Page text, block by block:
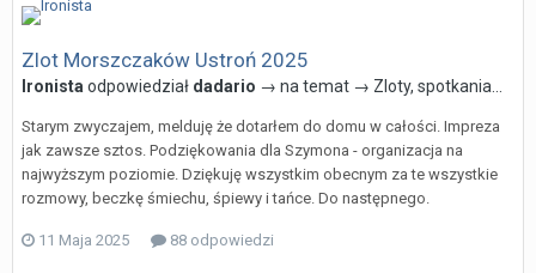
Zlot Morszczaków Ustroń 2025
Ironista odpowiedział dadario → na temat → Zloty, spotkania...
Starym zwyczajem, melduję że dotarłem do domu w całości. Impreza
jak zawsze sztos. Podziękowania dla Szymona - organizacja na
najwyższym poziomie. Dziękuję wszystkim obecnym za te wszystkie
rozmowy, beczkę śmiechu, śpiewy i tańce. Do następnego.
11 Maja 2025 88 odpowiedzi